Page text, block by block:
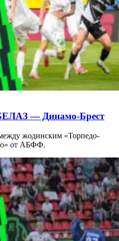
— Динамо-Брест
жодинским «Торпедо-
от АБФФ.